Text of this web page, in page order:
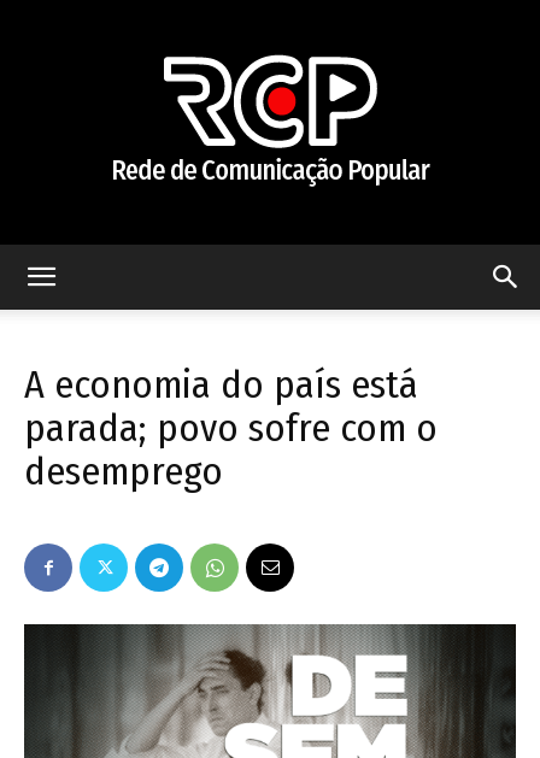
de
Popular
–
A economia do país está
parada; povo sofre com o
desemprego